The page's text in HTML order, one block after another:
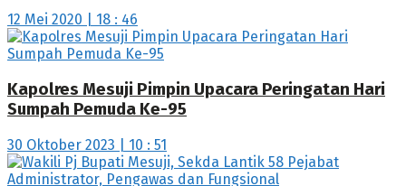
12 Mei 2020 | 18 : 46
Kapolres Mesuji Pimpin Upacara Peringatan Hari
Sumpah Pemuda Ke-95
30 Oktober 2023 | 10 : 51